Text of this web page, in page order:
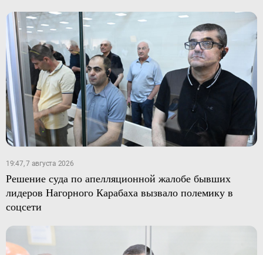
19:47, 7 августа 2026
Решение суда по апелляционной жалобе бывших
лидеров Нагорного Карабаха вызвало полемику в
соцсети